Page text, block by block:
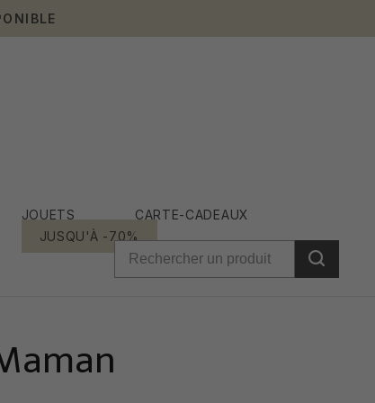
JOUETS
CARTE-CADEAUX
JUSQU'À -70%